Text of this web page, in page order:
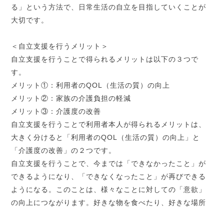
る」という方法で、日常生活の自立を目指していくことが
大切です。
＜自立支援を行うメリット＞
自立支援を行うことで得られるメリットは以下の３つで
す。
メリット①：利用者のQOL
（生活の質）の向上
メリット②：家族の介護負担の軽減
メリット③：介護度の改善
自立支援を行うことで利用者本人が得られるメリットは、
大きく分けると「利用者のQOL
（生活の質）の向上」と
「介護度の改善」の２つです。
自立支援を行うことで、今までは「できなかったこと」が
できるようになり、「できなくなったこと」が再びできる
ようになる。このことは、様々なことに対しての「意欲」
の向上につながります。好きな物を食べたり、好きな場所